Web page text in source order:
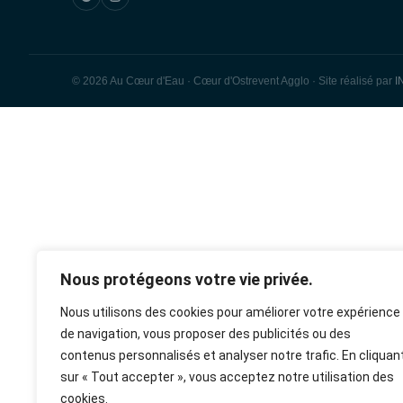
Nous protégeons votre vie privée.
Nous utilisons des cookies pour améliorer votre expérience
de navigation, vous proposer des publicités ou des
contenus personnalisés et analyser notre trafic. En
sur « Tout accepter », vous acceptez notre utilisation des
cookies.
© 2026 Au Cœur d'Eau · Cœur d'Ostrevent Agglo · Site réalisé par